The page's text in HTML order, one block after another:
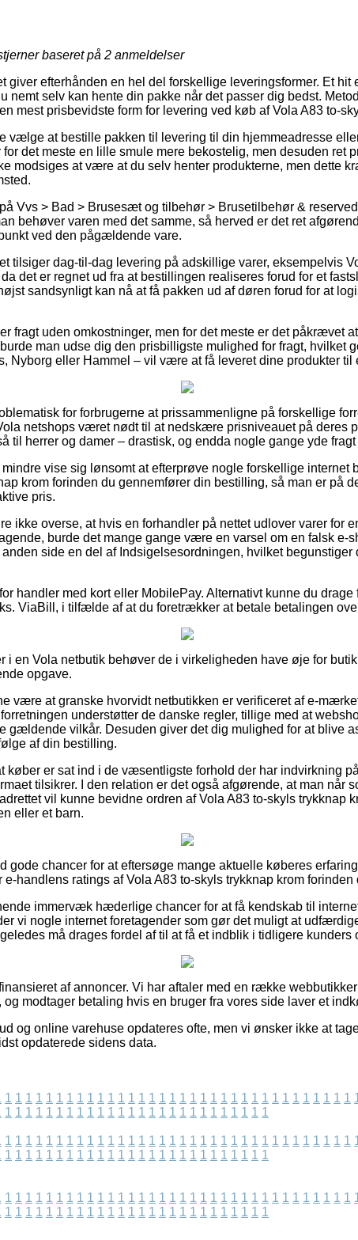
baseret på 2 anmeldelser
giver efterhånden en hel del forskellige leveringsformer. Et hit
nemt selv kan hente din pakke når det passer dig bedst.
mest prisbevidste form for levering ved køb af Vola A83 to-
vælge at bestille pakken til levering til din hjemmeadresse
det meste en lille smule mere bekostelig, men desuden ret
modsiges at være at du selv henter produkterne, men dette
Vvs > Bad > Brusesæt og tilbehør > Brusetilbehør &
behøver varen med det samme, så herved er det ret
ved den pågældende vare.
tilsiger dag-til-dag levering på adskillige varer, eksempelvis
det er regnet ud fra at bestillingen realiseres forud for et
sandsynligt kan nå at få pakken ud af døren forud for at
fragt uden omkostninger, men for det meste er det påkrævet
man udse dig den prisbilligste mulighed for fragt, hvilket
Nyborg eller Hammel – vil være at få leveret dine produkter til
for forbrugerne at prissammenligne på forskellige
netshops været nødt til at nedskære prisniveauet på deres
til herrer og damer – drastisk, og endda nogle gange yde
vise sig lønsomt at efterprøve nogle forskellige internet
krom forinden du gennemfører din bestilling, så man er på
pris.
ikke overse, at hvis en forhandler på nettet udlover varer for
burde det mange gange være en varsel om en falsk e-
anden side en del af Indsigelsesordningen, hvilket
handler med kort eller MobilePay. Alternativt kunne du drage
ViaBill, i tilfælde af at du foretrækker at betale betalingen
i en Vola netbutik behøver de i virkeligheden have øje for
opgave.
være at granske hvorvidt netbutikken er verificeret af e-
understøtter de danske regler, tillige med at
gældende vilkår. Desuden giver det dig mulighed for at blive
af din bestilling.
køber er sat ind i de væsentligste forhold der har indvirkning
tilsikrer. I den relation er det også afgørende, at man når
vil kunne bevidne ordren af Vola A83 to-skyls trykknap
eller et barn.
gode chancer for at eftersøge mange aktuelle køberes
handlens ratings af Vola A83 to-skyls trykknap krom forinden
immervæk hæderlige chancer for at få kendskab til
vi nogle internet foretagender som gør det muligt at
må drages fordel af til at få et indblik i tidligere kunders
af annoncer. Vi har aftaler med en række
og modtager betaling hvis en bruger fra vores side laver et
og online varehuse opdateres ofte, men vi ønsker ikke at
opdaterede sidens data.
1 1 1 1 1 1 1 1 1 1 1 1 1 1 1 1 1 1 1 1 1 1 1 1 1 1 1 1 1 1 1 1 1 1
1 1 1 1 1 1 1 1 1 1 1 1 1 1 1 1 1 1 1 1 1 1 1 1 1 1
1 1 1 1 1 1 1 1 1 1 1 1 1 1 1 1 1 1 1 1 1 1 1 1 1 1 1 1 1 1 1 1 1 1
1 1 1 1 1 1 1 1 1 1 1 1 1 1 1 1 1 1 1 1 1 1 1 1 1 1
1 1 1 1 1 1 1 1 1 1 1 1 1 1 1 1 1 1 1 1 1 1 1 1 1 1 1 1 1 1 1 1 1 1
1 1 1 1 1 1 1 1 1 1 1 1 1 1 1 1 1 1 1 1 1 1 1 1 1 1